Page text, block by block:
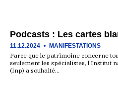
Podcasts : Les cartes
11.12.2024 MANIFESTATIONS
Parce que le patrimoine concerne
seulement les spécialistes, l’Institut
(Inp) a souhaité…